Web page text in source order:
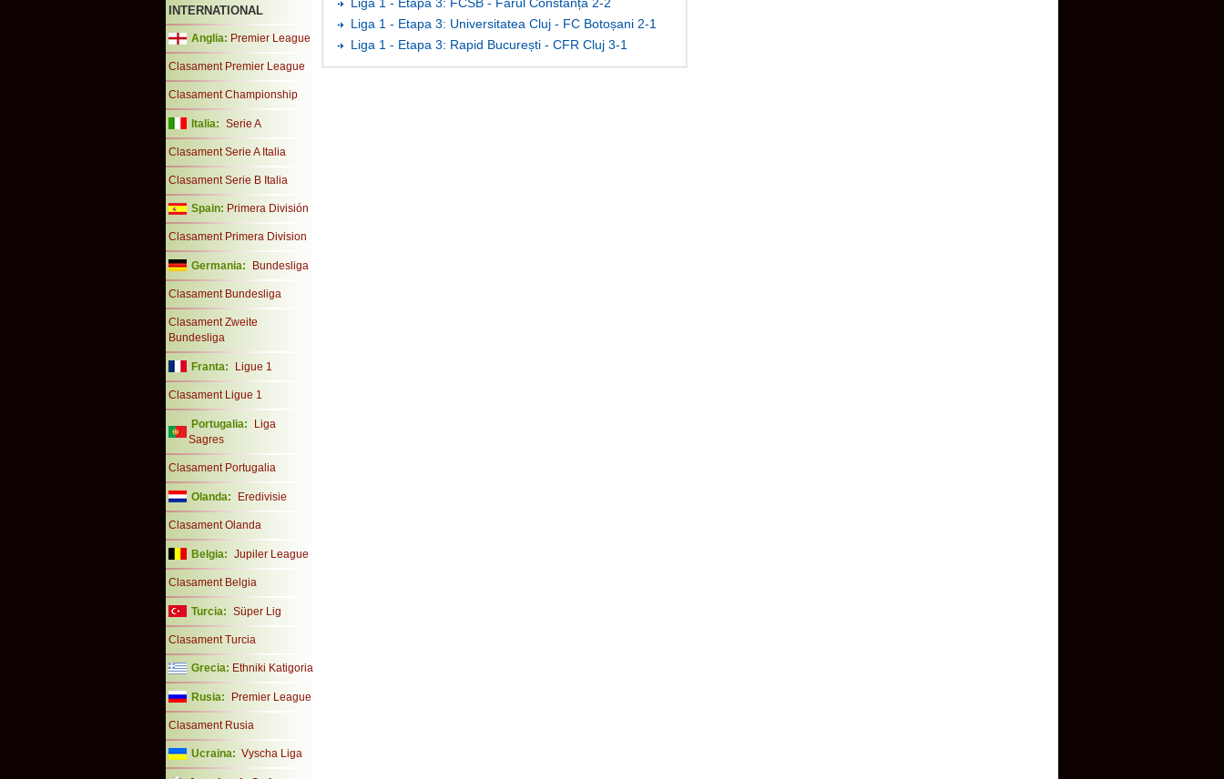
INTERNATIONAL
Anglia: Premier League
Clasament Premier League
Clasament Championship
Italia: Serie A
Clasament Serie A Italia
Clasament Serie B Italia
Spain: Primera División
Clasament Primera Division
Germania: Bundesliga
Clasament Bundesliga
Clasament Zweite
Bundesliga
Franta: Ligue 1
Clasament Ligue 1
Portugalia:
Liga
Sagres
Clasament Portugalia
Olanda: Eredivisie
Clasament Olanda
Belgia: Jupiler League
Clasament Belgia
Turcia: Süper Lig
Clasament Turcia
Grecia: Ethniki Katigoria
Rusia: Premier League
Clasament Rusia
Ucraina: Vyscha Liga
Liga 1 - Etapa 3: FCSB - Farul Constanța 2-2
Liga 1 - Etapa 3: Universitatea Cluj - FC Botoșani 2-1
Liga 1 - Etapa 3: Rapid București - CFR Cluj 3-1